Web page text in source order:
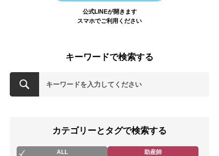
公式LINEが開きます
スマホでご利用ください
キーワードで検索する
カテゴリーとタグで検索する
ALL
助産師